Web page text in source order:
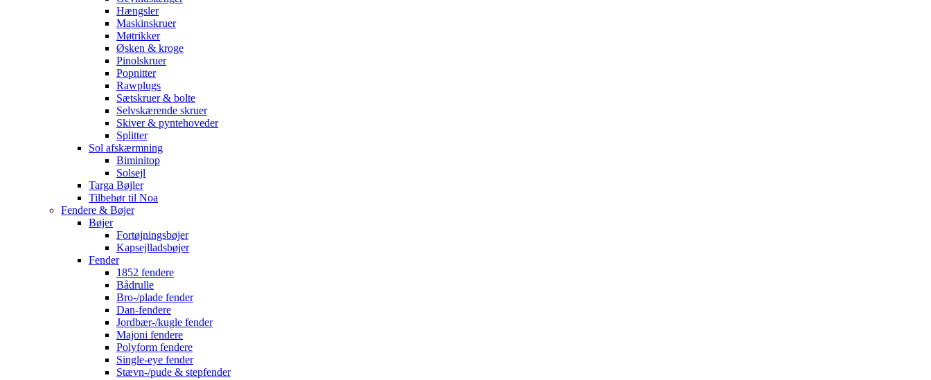
Hængsler
Maskinskruer
Møtrikker
Øsken & kroge
Pinolskruer
Popnitter
Rawplugs
Sætskruer & bolte
Selvskærende skruer
Skiver & pyntehoveder
Splitter
Sol afskærmning
Biminitop
Solsejl
Targa Bøjler
Tilbehør til Noa
Fendere & Bøjer
Bøjer
Fortøjningsbøjer
Kapsejlladsbøjer
Fender
1852 fendere
Bådrulle
Bro-/plade fender
Dan-fendere
Jordbær-/kugle fender
Majoni fendere
Polyform fendere
Single-eye fender
Stævn-/pude & stepfender